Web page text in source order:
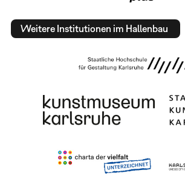
Weitere Institutionen im Hallenbau